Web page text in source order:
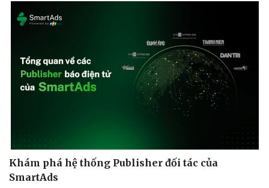
Sức khỏe
Sản phụ khoa
Nhi khoa
Nam khoa
Làm đẹp - giảm cân
Blog
Tình yêu - Gia đình
Khám phá hệ thống Publisher đối tác của
SmartAds